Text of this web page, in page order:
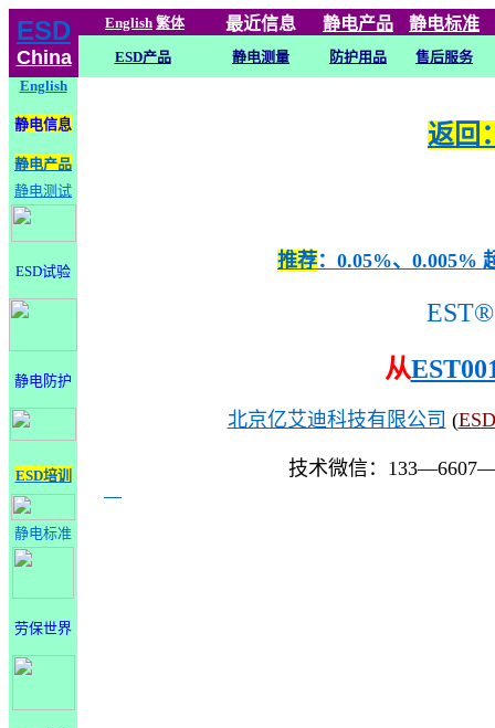
ESD
China
English 繁体 最近信息 静电产品 静电标准
ESD产品 静电测量 防护用品
售后服务
English
静电信息
静电产品
静电测试
ESD试验
静电防护
ESD培训
静电标准
劳保世界
返回
推荐：0.05%、0.005%
EST®
从
北京亿艾迪科技有限公司 (
技术微信：